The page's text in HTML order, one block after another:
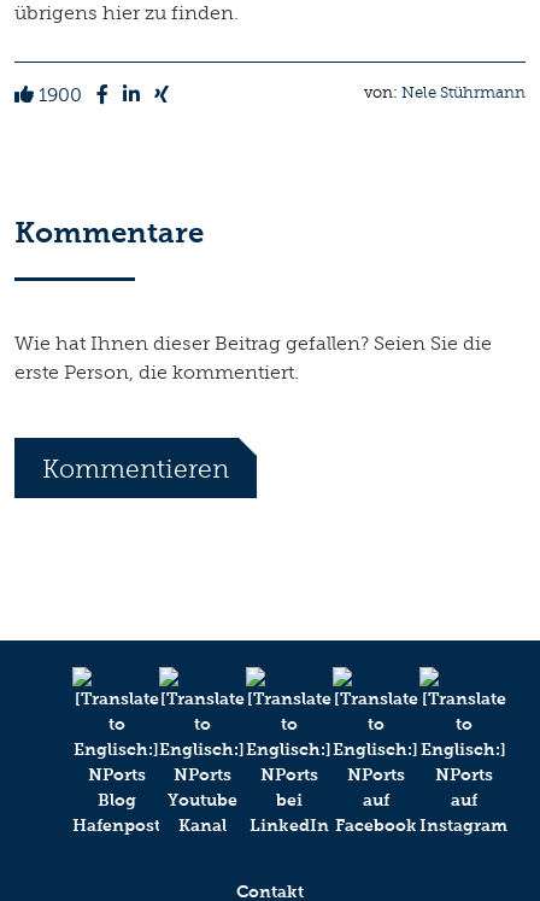
übrigens hier zu finden.
1900 von: Nele Stührmann
Kommentare
Wie hat Ihnen dieser Beitrag gefallen? Seien Sie die
erste Person, die kommentiert.
Kommentieren
Contakt